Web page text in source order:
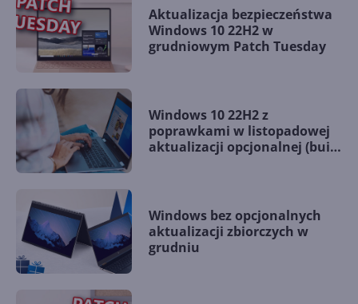
Aktualizacja bezpieczeństwa
Windows 10 22H2 w
grudniowym Patch Tuesday
Windows 10 22H2 z
poprawkami w listopadowej
aktualizacji opcjonalnej (build
Windows bez opcjonalnych
aktualizacji zbiorczych w
grudniu